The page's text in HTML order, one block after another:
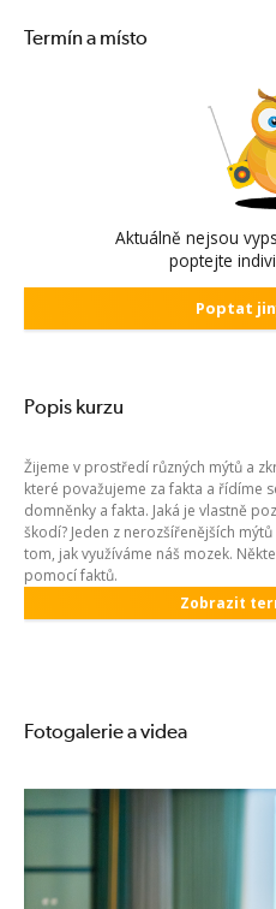
Termín a místo
Aktuálně nejsou
poptejte
Poptat
Popis kurzu
Žijeme v prostředí různých mýtů a
které považujeme za fakta a řídíme
domněnky a fakta. Jaká je vlastně
škodí? Jeden z nerozšířenějších
tom, jak využíváme náš mozek.
pomocí faktů.
Zobrazit
Fotogalerie a videa